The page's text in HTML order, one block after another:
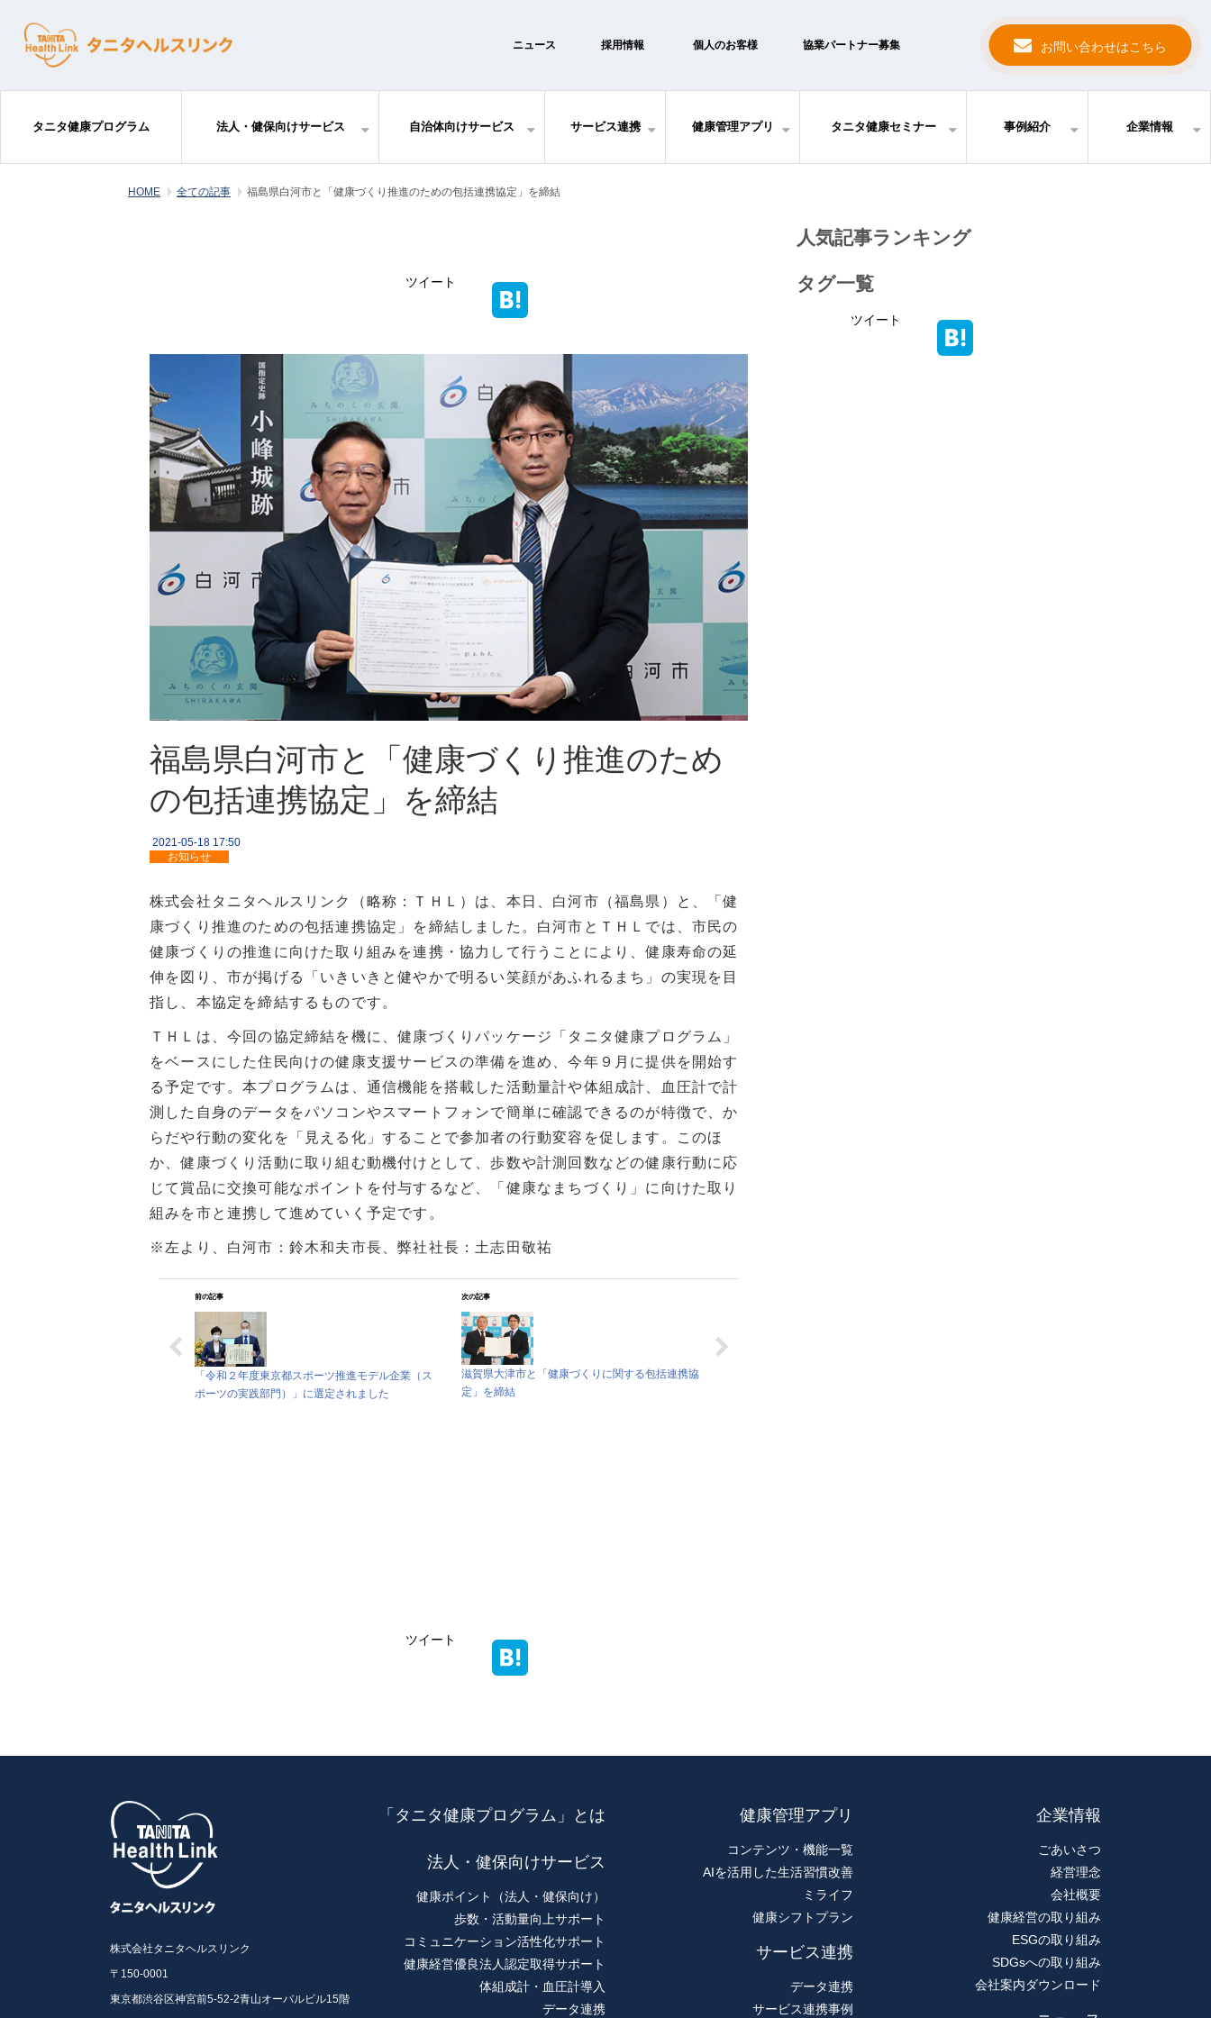
ニュース 採用情報 個人のお客様 協業パートナー募集 お問い合わせはこちら
タニタ健康プログラム 法人・健保向けサービス 自治体向けサービス サービス連携 健康管理アプリ タニタ健康セミナー 事例紹介 企業情報
HOME 全ての記事 福島県白河市と「健康づくり推進のための包括連携協定」を締結
ツイート
福島県白河市と「健康づくり推進のため
の包括連携協定」を締結
2021-05-18 17:50
お知らせ
株式会社タニタヘルスリンク（略称：ＴＨＬ）は、本日、白河市（福島県）と、「健
康づくり推進のための包括連携協定」を締結しました。白河市とＴＨＬでは、市民の
健康づくりの推進に向けた取り組みを連携・協力して行うことにより、健康寿命の延
伸を図り、市が掲げる「いきいきと健やかで明るい笑顔があふれるまち」の実現を目
指し、本協定を締結するものです。
ＴＨＬは、今回の協定締結を機に、健康づくりパッケージ「タニタ健康プログラム」
をベースにした住民向けの健康支援サービスの準備を進め、今年９月に提供を開始す
る予定です。本プログラムは、通信機能を搭載した活動量計や体組成計、血圧計で計
測した自身のデータをパソコンやスマートフォンで簡単に確認できるのが特徴で、か
らだや行動の変化を「見える化」することで参加者の行動変容を促します。このほ
か、健康づくり活動に取り組む動機付けとして、歩数や計測回数などの健康行動に応
じて賞品に交換可能なポイントを付与するなど、「健康なまちづくり」に向けた取り
組みを市と連携して進めていく予定です。
※左より、白河市：鈴木和夫市長、弊社社長：土志田敬祐
前の記事
「令和２年度東京都スポーツ推進モデル企業（ス
ポーツの実践部門）」に選定されました
次の記事
滋賀県大津市と「健康づくりに関する包括連携協
定」を締結
ツイート
人気記事ランキング
タグ一覧
ツイート
株式会社タニタヘルスリンク
〒150-0001
東京都渋谷区神宮前5-52-2青山オーバルビル15階
「タニタ健康プログラム」とは
法人・健保向けサービス
健康ポイント（法人・健保向け）
歩数・活動量向上サポート
コミュニケーション活性化サポート
健康経営優良法人認定取得サポート
体組成計・血圧計導入
データ連携
健康管理アプリ
コンテンツ・機能一覧
AIを活用した生活習慣改善
ミライフ
健康シフトプラン
サービス連携
データ連携
サービス連携事例
企業情報
ごあいさつ
経営理念
会社概要
健康経営の取り組み
ESGの取り組み
SDGsへの取り組み
会社案内ダウンロード